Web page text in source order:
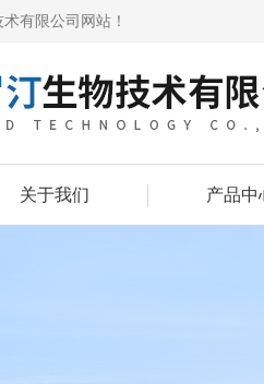
有限公司网站！
关于我们 产品中